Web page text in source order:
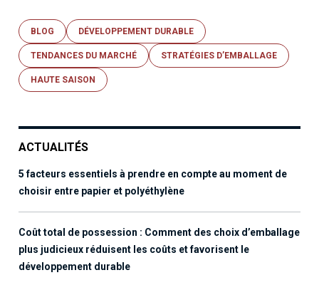
BLOG DÉVELOPPEMENT DURABLE
TENDANCES DU MARCHÉ STRATÉGIES D’EMBALLAGE
HAUTE SAISON
ACTUALITÉS
5 facteurs essentiels à prendre en compte au moment de
choisir entre papier et polyéthylène​​​​​​​
Coût total de possession : Comment des choix d’emballage
plus judicieux réduisent les coûts et favorisent le
développement durable